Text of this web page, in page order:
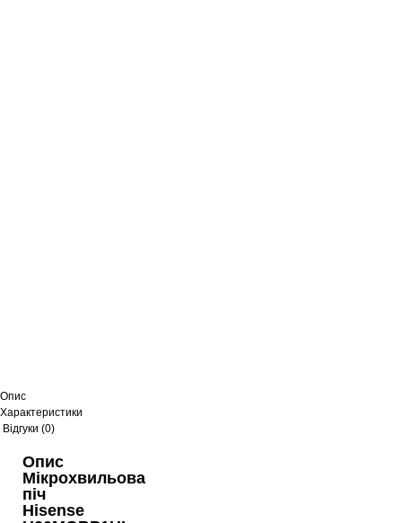
Опис
Характеристики
Відгуки (0)
Опис
Мікрохвильова
піч
Hisense